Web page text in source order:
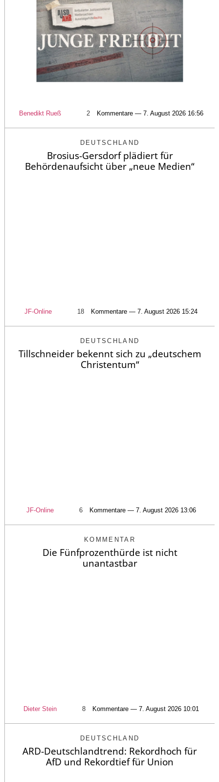
Benedikt Rueß 2 Kommentare — 7. August 2026 16:56
DEUTSCHLAND
Brosius-Gersdorf plädiert für
Behördenaufsicht über „neue Medien“
JF-Online 18 Kommentare — 7. August 2026 15:24
DEUTSCHLAND
Tillschneider bekennt sich zu „deutschem
Christentum“
JF-Online 6 Kommentare — 7. August 2026 13:06
KOMMENTAR
Die Fünfprozenthürde ist nicht
unantastbar
Dieter Stein 8 Kommentare — 7. August 2026 10:01
DEUTSCHLAND
ARD-Deutschlandtrend: Rekordhoch für
AfD und Rekordtief für Union